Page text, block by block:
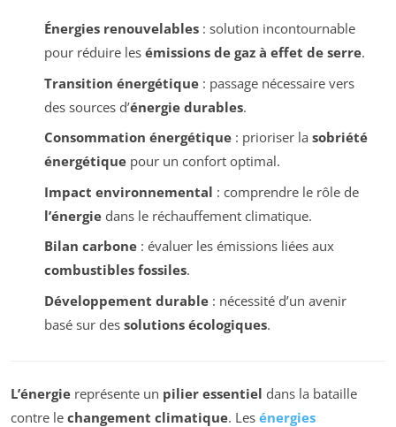
Énergies renouvelables: solution incontournable
pour réduire les émissions de gaz à effet de serre.
Transition énergétique: passage nécessaire vers
des sources d’énergie durables.
Consommation énergétique: prioriser la sobriété
énergétiquepour un confort optimal.
Impact environnemental : comprendre le rôle de
l’énergiedans le réchauffement climatique.
Bilan carbone: évaluer les émissions liées aux
combustibles fossiles.
Développement durable: nécessité d’un avenir
basé sur des solutions écologiques.
L’énergie représente un pilier essentiel dans la bataille
contre le changement climatique. Les énergies